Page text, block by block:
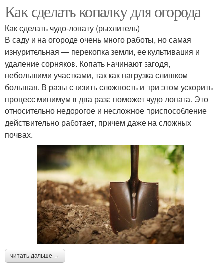
Как сделать копалку для огорода
Как сделать чудо-лопату (рыхлитель)
В саду и на огороде очень много работы, но самая
изнурительная — перекопка земли, ее культивация и
удаление сорняков. Копать начинают загодя,
небольшими участками, так как нагрузка слишком
большая. В разы снизить сложность и при этом ускорить
процесс минимум в два раза поможет чудо лопата. Это
относительно недорогое и несложное приспособление
действительно работает, причем даже на сложных
почвах.
читать дальше →